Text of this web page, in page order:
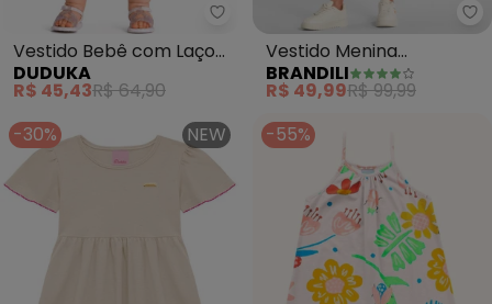
Vestido Bebê com Laço
nos Ombros Sereia
(Bege)
DUDUKA
R$ 45,43R$ 64,90
Vestido Menina
Estampado Assimétrico
(Natural)
BRANDILI
R$ 49,99R$ 99,99
-30%
NEW -55%